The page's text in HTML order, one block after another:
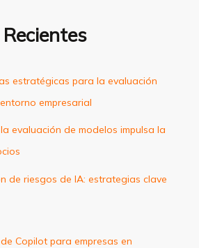
estratégicas para la evaluación
empresarial
evaluación de modelos impulsa la
de riesgos de IA: estrategias clave
Copilot para empresas en